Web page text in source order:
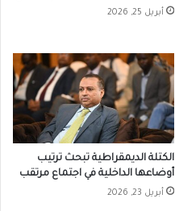
أبريل 25, 2026
الكتلة الديمقراطية تبحث ترتيب
أوضاعها الداخلية في اجتماع مرتقب
أبريل 23, 2026